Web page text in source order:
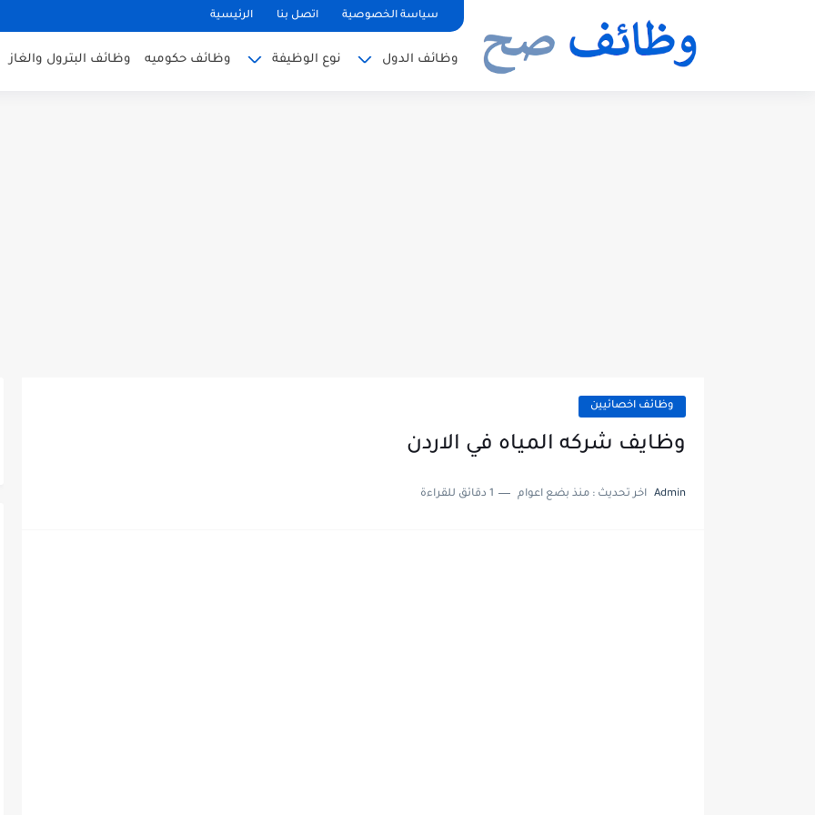
سياسة الخصوصية اتصل بنا الرئيسية
وظائف الدول نوع الوظيفة وظائف حكوميه وظائف البترول والغاز
وظائف اخصائيين
وظايف شركه المياه في الاردن
Admin اخر تحديث : منذ بضع اعوام 1 دقائق للقراءة